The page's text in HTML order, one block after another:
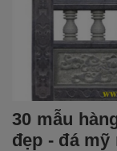
30 mẫu
đẹp - đá